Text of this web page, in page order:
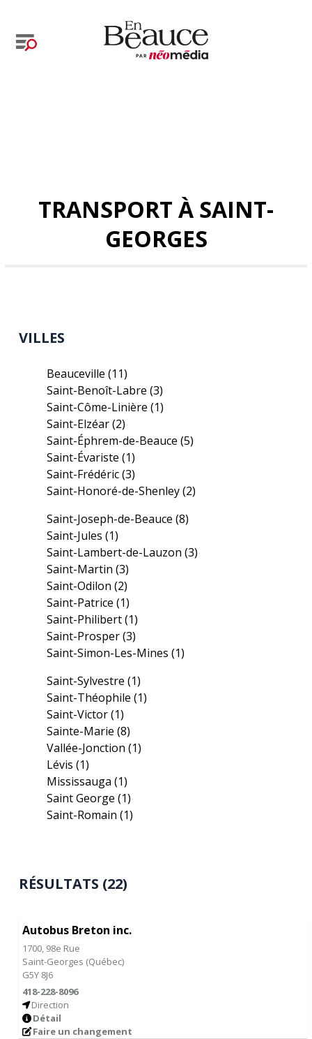
TRANSPORT À SAINT-
GEORGES
VILLES
Beauceville(11)
Saint-Benoît-Labre(3)
Saint-Côme-Linière(1)
Saint-Elzéar(2)
Saint-Éphrem-de-Beauce(5)
Saint-Évariste(1)
Saint-Frédéric(3)
Saint-Honoré-de-Shenley(2)
Saint-Joseph-de-Beauce(8)
Saint-Jules(1)
Saint-Lambert-de-Lauzon(3)
Saint-Martin(3)
Saint-Odilon(2)
Saint-Patrice(1)
Saint-Philibert(1)
Saint-Prosper(3)
Saint-Simon-Les-Mines(1)
Saint-Sylvestre(1)
Saint-Théophile(1)
Saint-Victor(1)
Sainte-Marie(8)
Vallée-Jonction(1)
Lévis(1)
Mississauga(1)
Saint George(1)
Saint-Romain(1)
RÉSULTATS (22)
Autobus Breton inc.
1700, 98e Rue
Saint-Georges (Québec)
G5Y 8J6
418-228-8096
Direction
Détail
Faire un changement